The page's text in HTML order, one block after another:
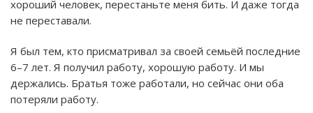
хороший человек, перестаньте меня бить. И даже тогда
не переставали.
Я был тем, кто присматривал за своей семьёй последние
6–7 лет. Я получил работу, хорошую работу. И мы
держались. Братья тоже работали, но сейчас они оба
потеряли работу.